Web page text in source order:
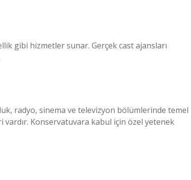
gibi hizmetler sunar. Gerçek cast ajansları
radyo, sinema ve televizyon bölümlerinde temel
Konservatuvara kabul için özel yetenek